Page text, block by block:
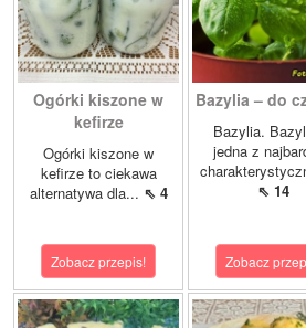
Ogórki kiszone w
kefirze
Ogórki kiszone w
kefirze to ciekawa
alternatywa dla... ⇖ 4
Zobacz przepis!
Bazylia – do
Bazylia.
jedna z
⇖ 14
Zobacz